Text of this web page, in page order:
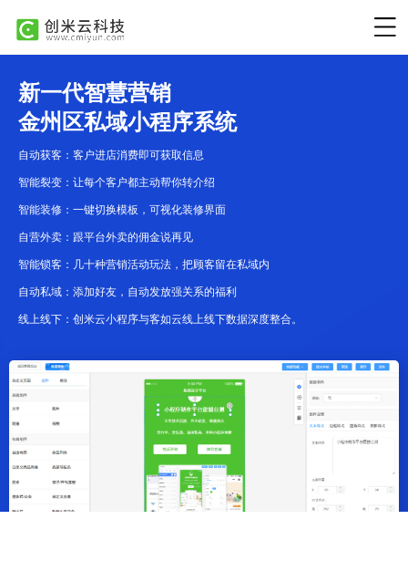
新一代智慧营销
金州区私域小程序系统
自动获客：客户进店消费即可获取信息
智能裂变：让每个客户都主动帮你转介绍
智能装修：一键切换模板，可视化装修界面
自营外卖：跟平台外卖的佣金说再见
智能锁客：几十种营销活动玩法，把顾客留在私域内
自动私域：添加好友，自动发放强关系的福利
线上线下：创米云小程序与客如云线上线下数据深度整合。